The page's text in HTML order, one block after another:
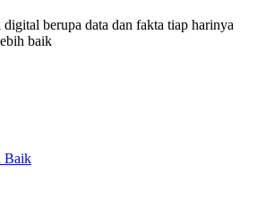
berupa data dan fakta tiap harinya
baik
Baik